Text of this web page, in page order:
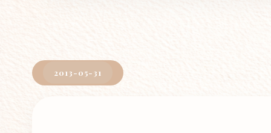
2013-05-31